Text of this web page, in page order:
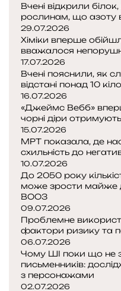
Вчені відкрили
рослинам, що азоту
29.07.2026
Хіміки вперше
вважалося
17.07.2026
Вчені пояснили, як
відстані понад 10
16.07.2026
«Джеймс Вебб»
чорні діри
15.07.2026
МРТ показала, де
схильність до
10.07.2026
До 2050 року
може зрости майже
ВООЗ
09.07.2026
Проблемне
фактори ризику та
06.07.2026
Чому ШІ поки що не
письменників:
з персонажами
02.07.2026